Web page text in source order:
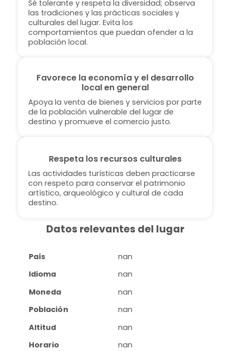
Sé tolerante y respeta la diversidad; observa
las tradiciones y las prácticas sociales y
culturales del lugar. Evita los
comportamientos que puedan ofender a la
población local.
Favorece la economía y el desarrollo
local en general
Apoya la venta de bienes y servicios por parte
de la población vulnerable del lugar de
destino y promueve el comercio justo.
Respeta los recursos culturales
Las actividades turísticas deben practicarse
con respeto para conservar el patrimonio
artístico, arqueológico y cultural de cada
destino.
Datos relevantes del lugar
País
nan
Idioma
nan
Moneda
nan
Población
nan
Altitud
nan
Horario
nan